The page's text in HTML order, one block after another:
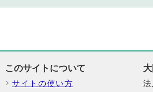
このサイトについて
サイトの使い方